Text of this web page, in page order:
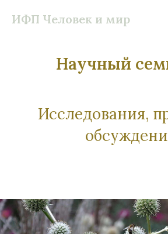
ИФП Человек и мир
Научный
Исследования,